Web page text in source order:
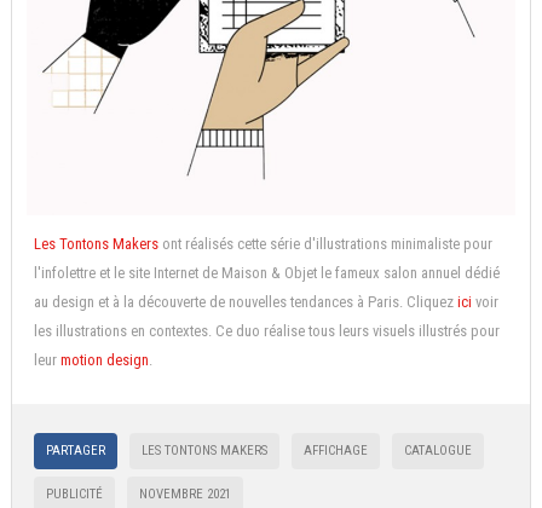
Les Tontons Makers ont réalisés cette série d'illustrations minimaliste pour
l'infolettre et le site Internet de Maison & Objet le fameux salon annuel dédié
au design et à la découverte de nouvelles tendances à Paris. Cliquez ici voir
les illustrations en contextes. Ce duo réalise tous leurs visuels illustrés pour
leur motion design
PARTAGER LES TONTONS MAKERS AFFICHAGE CATALOGUE
PUBLICITÉ NOVEMBRE 2021